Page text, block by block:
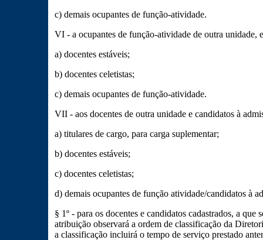
c) demais ocupantes de função-atividade.
VI - a ocupantes de função-atividade de outra unidade,
a) docentes estáveis;
b) docentes celetistas;
c) demais ocupantes de função-atividade.
VII - aos docentes de outra unidade e candidatos à
a) titulares de cargo, para carga suplementar;
b) docentes estáveis;
c) docentes celetistas;
d) demais ocupantes de função atividade/candidatos à
§ 1º - para os docentes e candidatos cadastrados, a
atribuição observará a ordem de classificação da
a classificação incluirá o tempo de serviço prestado